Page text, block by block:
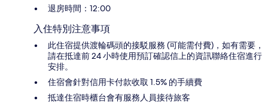
退房時間：12:00
入住特別注意事項
此住宿提供渡輪碼頭的接駁服務 (可能需付費)，如有需要，
請在抵達前 24 小時使用預訂確認信上的資訊聯絡住宿進行
安排。
住宿會針對信用卡付款收取 1.5% 的手續費
抵達住宿時櫃台會有服務人員接待旅客